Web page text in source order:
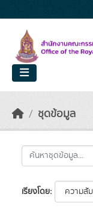
ชุดข้อมูล
เรียงโดย